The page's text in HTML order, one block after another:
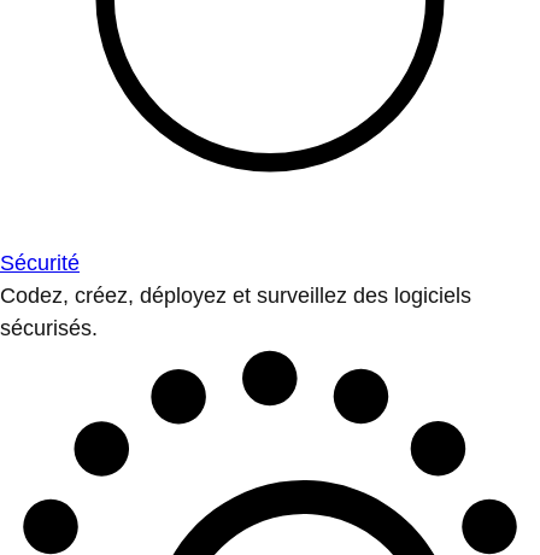
Sécurité
Codez, créez, déployez et surveillez des logiciels
sécurisés.